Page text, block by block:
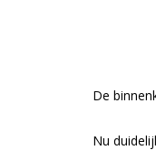
De
Nu